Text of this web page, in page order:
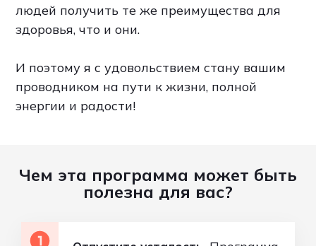
людей получить те же преимущества для
здоровья, что и они.
И поэтому я с удовольствием стану вашим
проводником на пути к жизни, полной
энергии и радости!
Чем эта программа может быть
полезна для вас?